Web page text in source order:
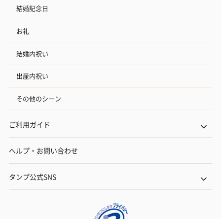
結婚記念日
お礼
結婚内祝い
出産内祝い
その他のシーン
ご利用ガイド
ヘルプ・お問い合わせ
タンプ公式SNS